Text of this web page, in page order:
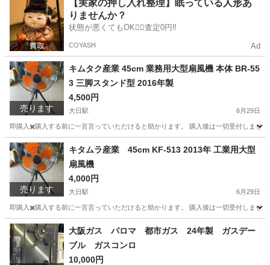
【実家の押し入れ整理】眠っている人形あ
りませんか？
状態が悪くてもOK🙆‍♀️査定0円‼️
COYASH Ad
売ります
キムタク産業 45cm 業務用大型扇風機 本体 BR-55
3 三脚スタンド型 2016年製
4,500円
大日駅 6月29日
即購入✖️購入する前に一言言っていただけると助かります。 購入後は一切受付しませ
大阪 守口市 大日駅 季節、空調家電
売ります
キタムラ産業 45cm KF-513 2013年 工業用大型
扇風機
4,000円
大日駅 6月29日
即購入✖️購入する前に一言言っていただけると助かります。 購入後は一切受付しませ
大阪 守口市 大日駅 季節、空調家電
大阪ガス パロマ 都市ガス 24年製 ガスデー
ブル ガスコンロ
10,000円